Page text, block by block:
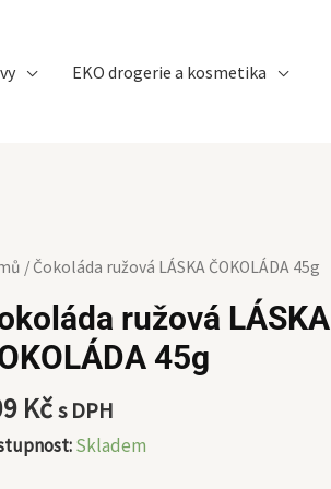
EKO drogerie a kosmetika
/ Čokoláda ružová LÁSKA ČOKOLÁDA 45g
ružová LÁSKA
45g
Kčs DPH
Skladem